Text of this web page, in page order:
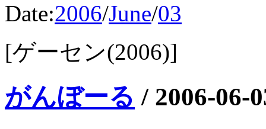
Date:2006/June/03
[ゲーセン(2006)]
がんぼーる / 2006-06-